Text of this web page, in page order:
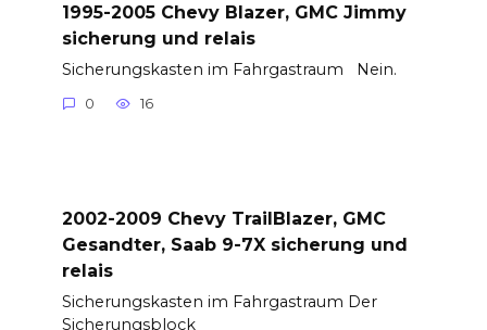
1995-2005 Chevy Blazer, GMC Jimmy
sicherung und relais
Sicherungskasten im Fahrgastraum Nein.
0 16
2002-2009 Chevy TrailBlazer, GMC
Gesandter, Saab 9-7X sicherung und
relais
Sicherungskasten im Fahrgastraum Der
Sicherungsblock